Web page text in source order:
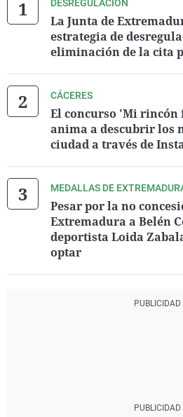
DESREGULACIÓN
La Junta de
estrategia de
eliminación de la cita
CÁCERES
El concurso 'Mi rincón
anima a descubrir los
ciudad a través de
MEDALLAS DE
Pesar por la no
Extremadura a Belén
deportista Loida
optar